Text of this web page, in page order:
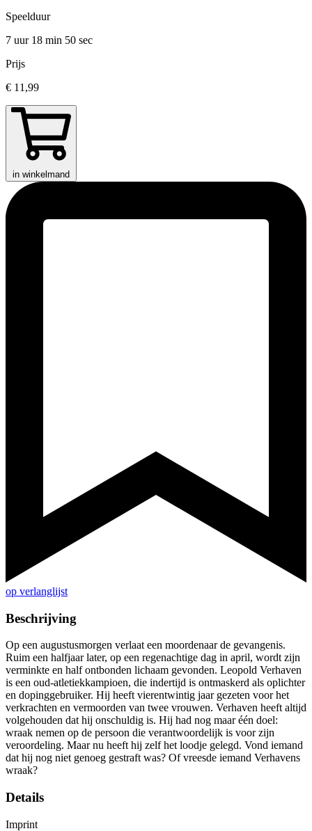
Speelduur
7 uur 18 min 50 sec
Prijs
€ 11,99
in winkelmand
op verlanglijst
Beschrijving
Op een augustusmorgen verlaat een moordenaar de gevangenis.
Ruim een halfjaar later, op een regenachtige dag in april, wordt zijn
verminkte en half ontbonden lichaam gevonden. Leopold Verhaven
is een oud-atletiekkampioen, die indertijd is ontmaskerd als oplichter
en dopinggebruiker. Hij heeft vierentwintig jaar gezeten voor het
verkrachten en vermoorden van twee vrouwen. Verhaven heeft altijd
volgehouden dat hij onschuldig is. Hij had nog maar één doel:
wraak nemen op de persoon die verantwoordelijk is voor zijn
veroordeling. Maar nu heeft hij zelf het loodje gelegd. Vond iemand
dat hij nog niet genoeg gestraft was? Of vreesde iemand Verhavens
wraak?
Details
Imprint